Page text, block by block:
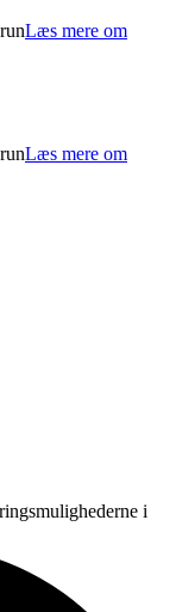
Læs mere om
Læs mere om
i